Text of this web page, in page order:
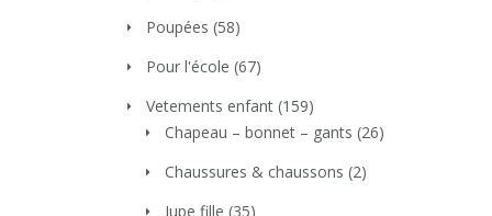
Poupées (58)
Pour l'école (67)
Vetements enfant (159)
Chapeau – bonnet – gants (26)
Chaussures & chaussons (2)
Jupe fille (35)